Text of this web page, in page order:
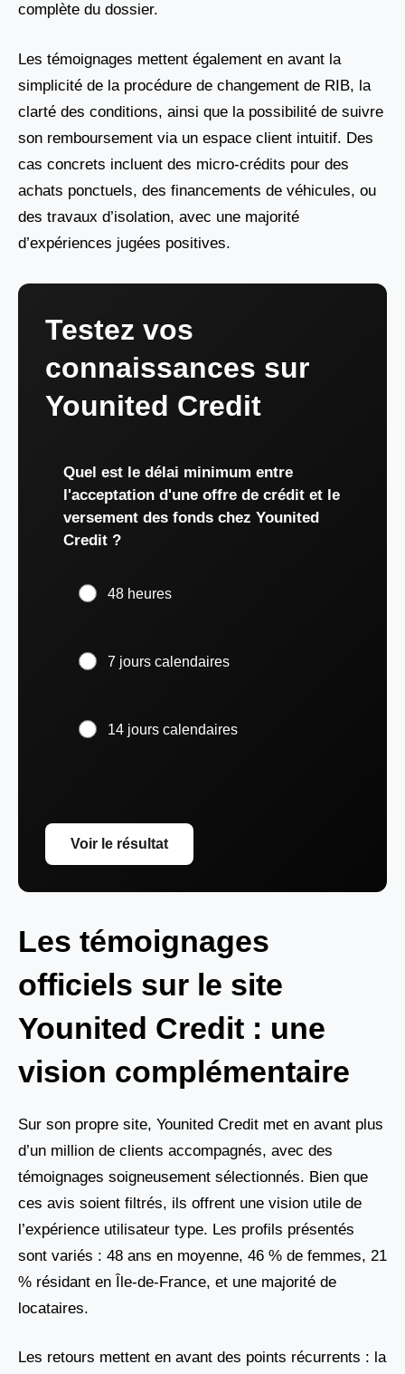
complète du dossier.
Les témoignages mettent également en avant la
simplicité de la procédure de changement de RIB, la
clarté des conditions, ainsi que la possibilité de suivre
son remboursement via un espace client intuitif. Des
cas concrets incluent des micro-crédits pour des
achats ponctuels, des financements de véhicules, ou
des travaux d’isolation, avec une majorité
d’expériences jugées positives.
Testez vos
connaissances sur
Younited Credit
Quel est le délai minimum entre
l'acceptation d'une offre de crédit et le
versement des fonds chez Younited
Credit ?
48 heures
7 jours calendaires
14 jours calendaires
Voir le résultat
Les témoignages
officiels sur le site
Younited Credit : une
vision complémentaire
Sur son propre site, Younited Credit met en avant plus
d’un million de clients accompagnés, avec des
témoignages soigneusement sélectionnés. Bien que
ces avis soient filtrés, ils offrent une vision utile de
l’expérience utilisateur type. Les profils présentés
sont variés : 48 ans en moyenne, 46 % de femmes, 21
% résidant en Île-de-France, et une majorité de
locataires.
Les retours mettent en avant des points récurrents : la